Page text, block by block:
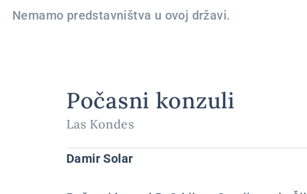
Nemamo predstavništva u ovoj državi.
Počasni konzuli
Las Kondes
Damir Solar